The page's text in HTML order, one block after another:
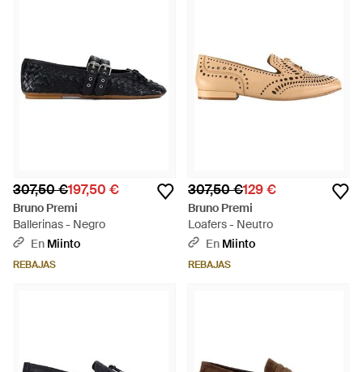
307,50 €197,50 €
Bruno Premi
Ballerinas - Negro
En Miinto
REBAJAS
307,50 €129 €
Bruno Premi
Loafers - Neutro
En Miinto
REBAJAS